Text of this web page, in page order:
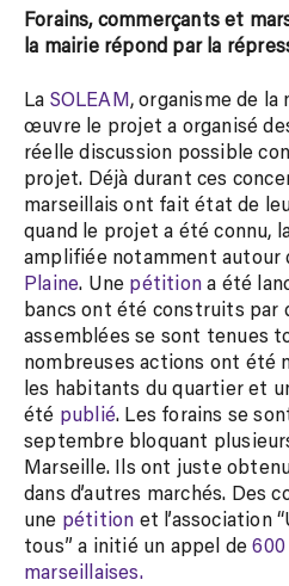
Forains, commerçants et
la mairie répond par la
La SOLEAM, organisme de
œuvre le projet a organisé
réelle discussion possible
projet. Déjà durant ces
marseillais ont fait état de
quand le projet a été connu,
amplifiée notamment autour
Plaine. Une pétitiona été
bancs ont été construits par
assemblées se sont tenues
nombreuses actions ont été
les habitants du quartier et
été publié. Les forains se
septembre bloquant
Marseille. Ils ont juste
dans d’autres marchés. Des
une pétition et l’association
tous” a initié un appel de
marseillaises.